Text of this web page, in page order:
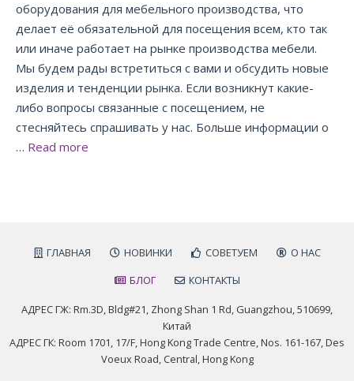
оборудования для мебельного производства, что
делает её обязательной для посещения всем, кто так
или иначе работает на рынке производства мебели.
Мы будем рады встретиться с вами и обсудить новые
изделия и тенденции рынка. Если возникнут какие-
либо вопросы связанные с посещением, не
стесняйтесь спрашивать у нас. Больше информации о
… Read more
ГЛАВНАЯ НОВИНКИ СОВЕТУЕМ
О НАС
БЛОГ
КОНТАКТЫ
АДРЕС ГЖ: Rm.3D, Bldg#21, Zhong Shan 1 Rd, Guangzhou, 510699,
Китай
АДРЕС ГК: Room 1701, 17/F, Hong Kong Trade Centre, Nos. 161-167, Des
Voeux Road, Central, Hong Kong